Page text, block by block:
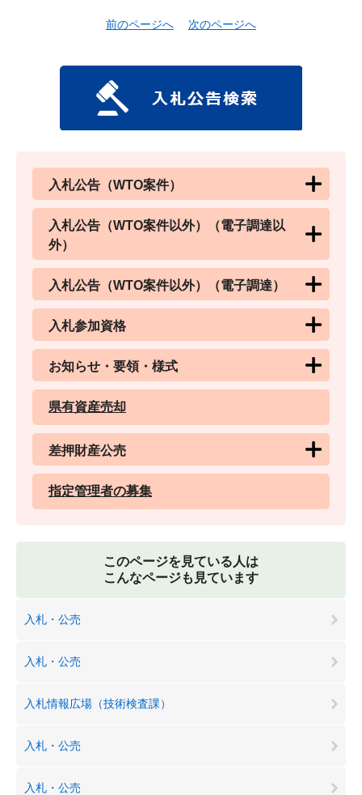
前のページへ 次のページへ
入札公告（WTO案件）
入札公告（WTO案件以外）（電子調達以
外）
入札公告（WTO案件以外）（電子調達）
入札参加資格
お知らせ・要領・様式
県有資産売却
差押財産公売
指定管理者の募集
このページを見ている人は
こんなページも見ています
入札・公売
入札・公売
入札情報広場（技術検査課）
入札・公売
入札・公売